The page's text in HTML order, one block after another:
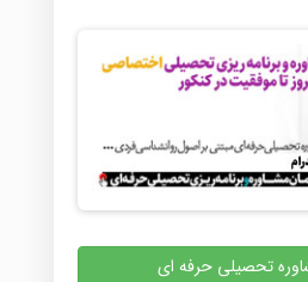
تحصیلی حرفه ای